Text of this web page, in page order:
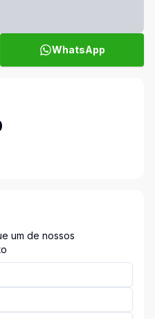
WhatsApp
um de nossos